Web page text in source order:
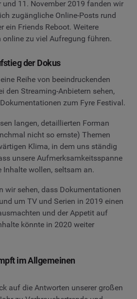
zugängliche Online-Posts rund
ein Friends Reboot. Weitere
zu viel Aufregung führen.
Reihe von beeindruckenden
den Streaming-Anbietern sehen,
zum Fyre Festival.
nicht so ernste) Themen
Klima, in dem uns ständig
unsere Aufmerksamkeitsspanne
Inhalte wollen, seltsam an.
um TV und Serien in 2019 einen
und der Appetit auf
könnte in 2020 weiter
zu Verbrauchertrends und